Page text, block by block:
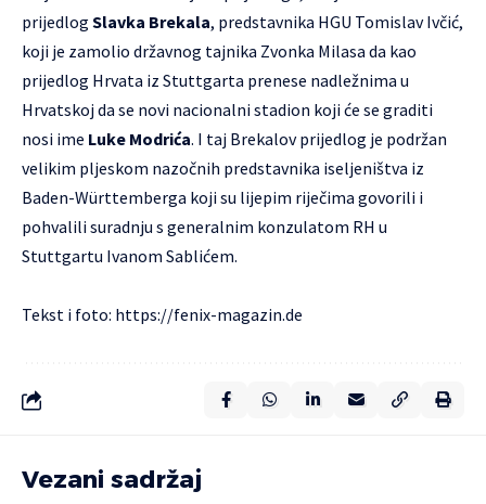
prijedlog Slavka Brekala, predstavnika HGU Tomislav Ivčić,
koji je zamolio državnog tajnika Zvonka Milasa da kao
prijedlog Hrvata iz Stuttgarta prenese nadležnima u
Hrvatskoj da se novi nacionalni stadion koji će se graditi
nosi ime Luke Modrića. I taj Brekalov prijedlog je podržan
velikim pljeskom nazočnih predstavnika iseljeništva iz
Baden-Württemberga koji su lijepim riječima govorili i
pohvalili suradnju s generalnim konzulatom RH u
Stuttgartu Ivanom Sablićem.
Tekst i foto: https://fenix-magazin.de
Vezani sadržaj